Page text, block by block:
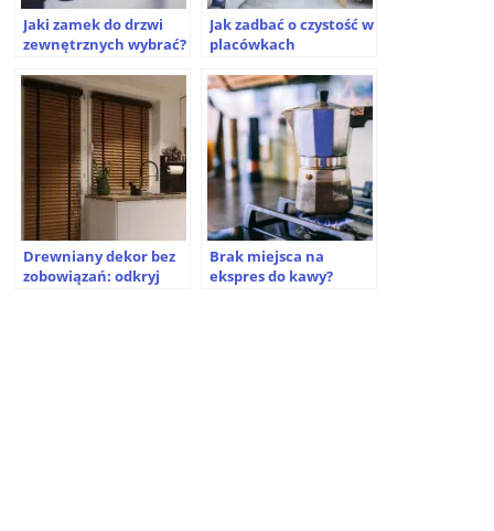
Jaki zamek do drzwi
zewnętrznych wybrać?
Jak zadbać o czystość w
placówkach
Drewniany dekor bez
zobowiązań: odkryj
Brak miejsca na
ekspres do kawy?